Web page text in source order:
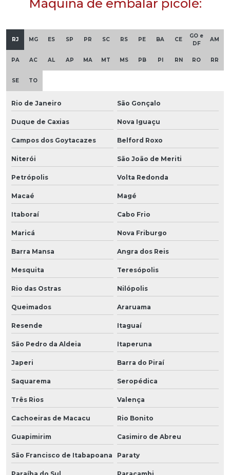
Máquina de embalar picolé:
RJ MG ES SP PR SC RS PE BA CE
GO e
DF
AM
PA AC AL AP MA MT MS PB PI RN RO RR
SE TO
Rio de Janeiro São Gonçalo
Duque de Caxias Nova Iguaçu
Campos dos Goytacazes Belford Roxo
Niterói São João de Meriti
Petrópolis Volta Redonda
Macaé Magé
Itaboraí Cabo Frio
Maricá Nova Friburgo
Barra Mansa Angra dos Reis
Mesquita Teresópolis
Rio das Ostras Nilópolis
Queimados Araruama
Resende Itaguaí
São Pedro da Aldeia Itaperuna
Japeri Barra do Piraí
Saquarema Seropédica
Três Rios Valença
Cachoeiras de Macacu Rio Bonito
Guapimirim Casimiro de Abreu
São Francisco de Itabapoana Paraty
Paraíba do Sul Paracambi